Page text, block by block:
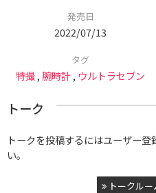
発売日
2022/07/13
タグ
特撮, 腕時計, ウルトラセブン
トーク
トークを投稿するにはユーザー
い。
トークルー